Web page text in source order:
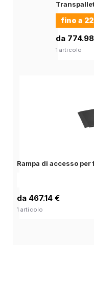
fino a
da
1 articolo
Rampa di accesso per
da 467.14 €
1 articolo